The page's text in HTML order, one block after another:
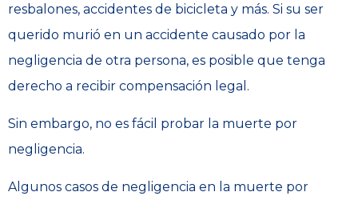
resbalones, accidentes de bicicleta y más. Si su ser
querido murió en un accidente causado por la
negligencia de otra persona, es posible que tenga
derecho a recibir compensación legal.
Sin embargo, no es fácil probar la muerte por
negligencia.
Algunos casos de negligencia en la muerte por